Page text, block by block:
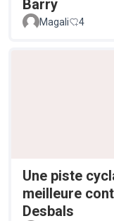
Barry
Magali 4
Une piste
meilleure
Desbals